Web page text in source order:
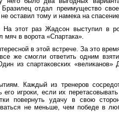
отдал преимущество
оставил тому и намека на спасение.
этот раз Жадсон выступил в
мяч в ворота «Спартака».
в этой встрече. За это
же смогли ответить одним
из спартаковских «великанов»
Каждый из тренеров
игроки, если их
повернуть удачу в свою
не меньше, чем победе в